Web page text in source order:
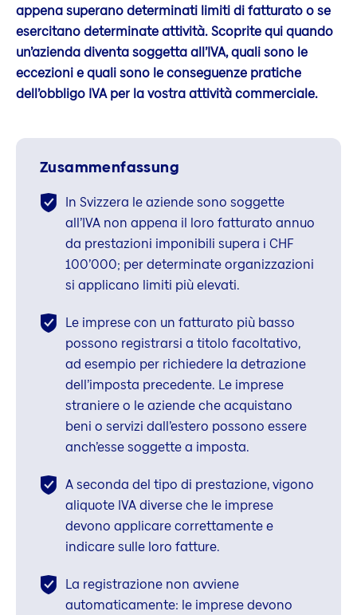
appena superano determinati limiti di fatturato o se
esercitano determinate attività. Scoprite qui quando
un’azienda diventa soggetta all’IVA, quali sono le
eccezioni e quali sono le conseguenze pratiche
dell’obbligo IVA per la vostra attività commerciale.
Zusammenfassung
In Svizzera le aziende sono soggette
all’IVA non appena il loro fatturato annuo
da prestazioni imponibili supera i CHF
100’000; per determinate organizzazioni
si applicano limiti più elevati.
Le imprese con un fatturato più basso
possono registrarsi a titolo facoltativo,
ad esempio per richiedere la detrazione
dell’imposta precedente. Le imprese
straniere o le aziende che acquistano
beni o servizi dall’estero possono essere
anch’esse soggette a imposta.
A seconda del tipo di prestazione, vigono
aliquote IVA diverse che le imprese
devono applicare correttamente e
indicare sulle loro fatture.
La registrazione non avviene
automaticamente: le imprese devono